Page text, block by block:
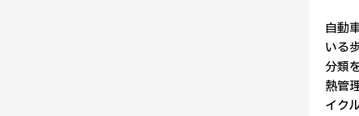
自動
いる
分類
熱管
イク